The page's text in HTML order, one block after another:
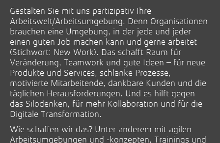
Gestalten Sie mit uns partizipativ Ihre
Arbeitswelt/Arbeitsumgebung. Denn Organisationen
brauchen eine Umgebung, in der jede und jeder
einen guten Job machen kann und gerne arbeitet
(Stichwort: New Work). Das schafft Raum für
Veränderung, Teamwork und gute Ideen – für neue
Produkte und Services, schlanke Prozesse,
motivierte Mitarbeitende, dankbare Kunden und die
täglichen Herausforderungen. Und es hilft gegen
das Silodenken, für mehr Kollaboration und für die
Digitale Transformation.
Wie schaffen wir das? Unter anderem mit agilen
Arbeitsumgebungen und -konzepten, Trainings und